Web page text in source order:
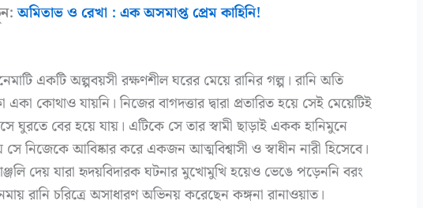
অমিতাভ ও রেখা : এক অসমাপ্ত প্রেম কাহিনি!
একটি অল্পবয়সী রক্ষণশীল ঘরের মেয়ে রানির গল্প। রানি অতি
কোথাও যায়নি। নিজের বাগদত্তার দ্বারা প্রতারিত হয়ে সেই মেয়েটিই
ঘুরতে বের হয়ে যায়। এটিকে সে তার স্বামী ছাড়াই একক হানিমুনে
সে নিজেকে আবিষ্কার করে একজন আত্মবিশ্বাসী ও স্বাধীন নারী হিসেবে।
দেয় যারা হৃদয়বিদারক ঘটনার মুখোমুখি হয়েও ভেঙে পড়েননি বরং
রানি চরিত্রে অসাধারণ অভিনয় করেছেন কঙ্গনা রানাওয়াত।